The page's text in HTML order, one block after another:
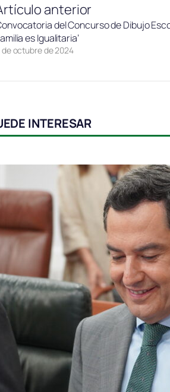
anterior
de octubre de 2024
del Concurso de Dibujo
es Igualitaria’
INTERESAR